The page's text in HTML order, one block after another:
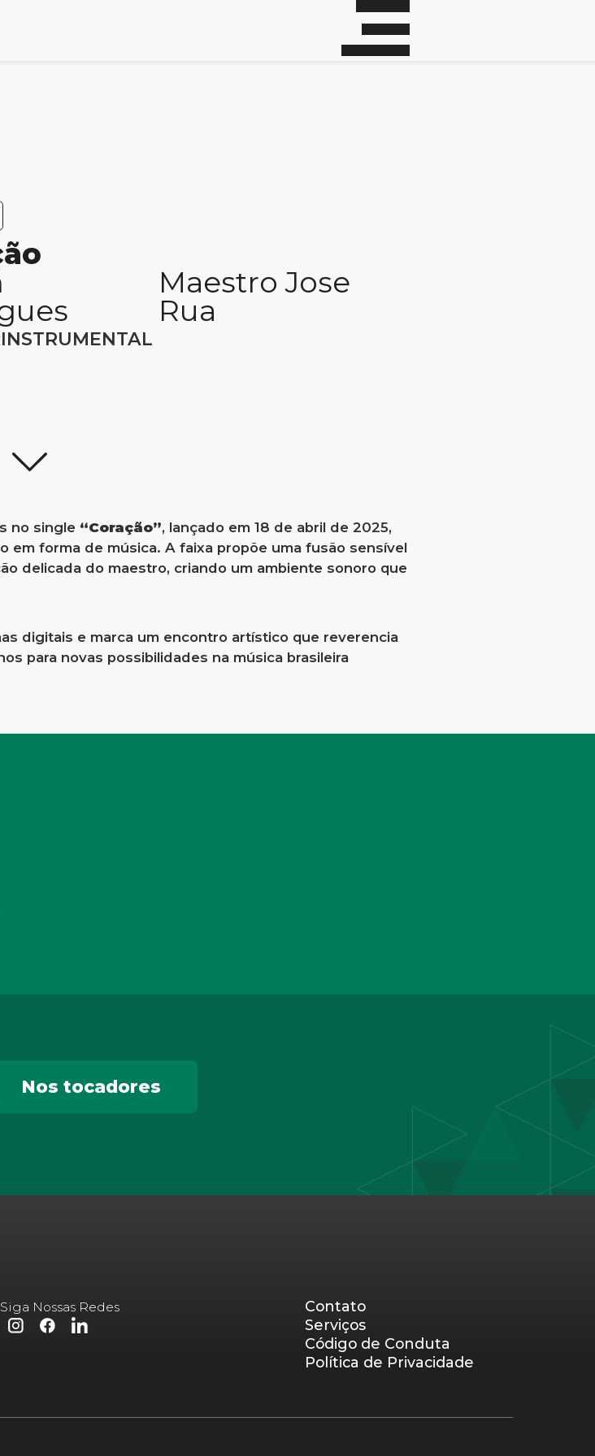
Maestro Jose
Rua
INSTRUMENTAL
no single “Coração”, lançado em 18 de abril de 2025,
em forma de música. A faixa propõe uma fusão sensível
delicada do maestro, criando um ambiente sonoro que
digitais e marca um encontro artístico que reverencia
para novas possibilidades na música brasileira
Nos tocadores
Siga Nossas Redes
Contato
Serviços
Código de Conduta
Política de Privacidade